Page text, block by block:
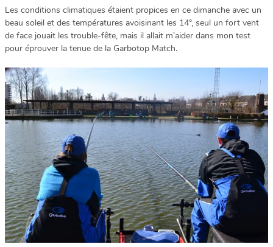
Les conditions climatiques étaient propices en ce dimanche avec un
beau soleil et des températures avoisinant les 14°, seul un fort vent
de face jouait les trouble-fête, mais il allait m’aider dans mon test
pour éprouver la tenue de la Garbotop Match.